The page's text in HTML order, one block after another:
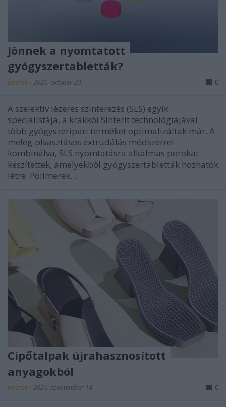
Jönnek a nyomtatott
gyógyszertabletták?
ferenck • 2021. október 20. 0
A szelektív lézeres szinterezés (SLS) egyik
specialistája, a krakkói Sinterit technológiájával
több gyógyszeripari terméket optimalizáltak már. A
meleg-olvasztásos extrudálás módszerrel
kombinálva, SLS nyomtatásra alkalmas porokat
készítettek, amelyekből gyógyszertabletták hozhatók
létre. Polimerek…
Cipőtalpak újrahasznosított
anyagokból
ferenck • 2021. szeptember 14. 0